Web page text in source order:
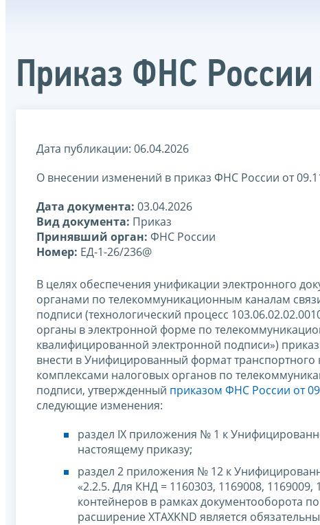
Приказ ФНС
Дата публикации: 06.04.2026
О внесении изменений в приказ ФНС России от
Дата документа: 03.04.2026
Вид документа: Приказ
Принявший орган: ФНС России
Номер: ЕД-1-26/236@
В целях обеспечения унификации электронного
органами по телекоммуникационным каналам
подписи (технологический процесс
органы в электронной форме по
квалифицированной электронной подписи»)
внести в Унифицированный формат
комплексами налоговых органов по
подписи, утвержденный приказом ФНС России от
следующие изменения:
раздел IX приложения № 1 к
настоящему приказу;
раздел 2 приложения № 12 к
«2.2.5. Для КНД = 1160303, 1169008,
контейнеров в рамках документооборота
расширение XTAXKND является